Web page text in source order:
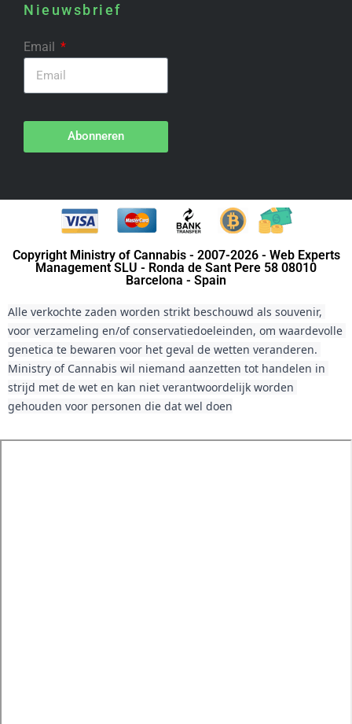
Nieuwsbrief
Email
Abonneren
Copyright Ministry of Cannabis - 2007-2026 - Web Experts
Management SLU - Ronda de Sant Pere 58 08010
Barcelona - Spain
Alle verkochte zaden worden strikt beschouwd als souvenir,
voor verzameling en/of conservatiedoeleinden, om waardevolle
genetica te bewaren voor het geval de wetten veranderen.
Ministry of Cannabis wil niemand aanzetten tot handelen in
strijd met de wet en kan niet verantwoordelijk worden
gehouden voor personen die dat wel doen